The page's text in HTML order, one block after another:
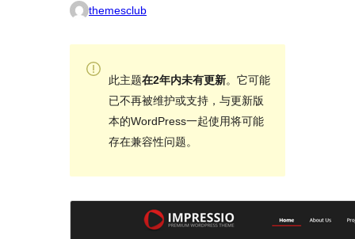
themesclub
此主题在2年内未有更新。它可能
已不再被维护或支持，与更新版
本的WordPress一起使用将可能
存在兼容性问题。